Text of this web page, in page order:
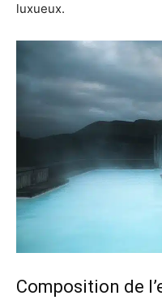
luxueux.
Composition de